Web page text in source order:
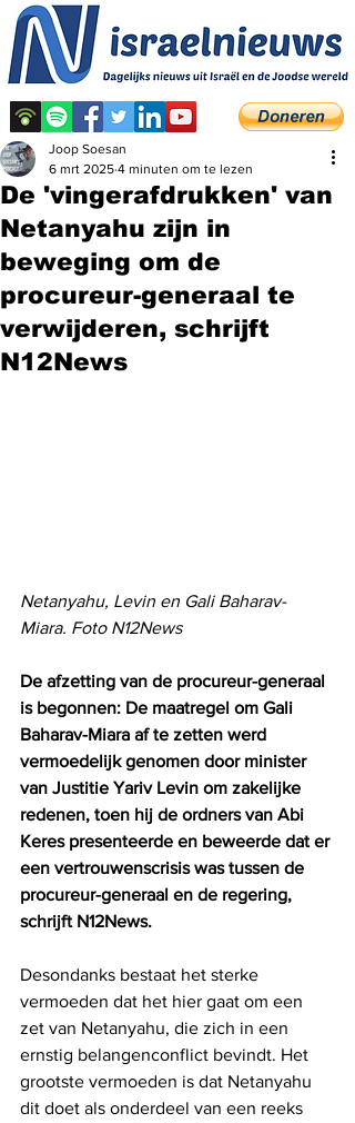
De 'vingerafdrukken' van
Netanyahu zijn in
beweging om de
procureur-generaal te
verwijderen, schrijft
N12News
Joop Soesan
6 mrt 2025 4 minuten om te lezen
Netanyahu, Levin en Gali Baharav-
Miara. Foto N12News
De afzetting van de procureur-generaal
is begonnen: De maatregel om Gali
Baharav-Miara af te zetten werd
vermoedelijk genomen door minister
van Justitie Yariv Levin om zakelijke
redenen, toen hij de ordners van Abi
Keres presenteerde en beweerde dat er
een vertrouwenscrisis was tussen de
procureur-generaal en de regering,
schrijft N12News.
Desondanks bestaat het sterke
vermoeden dat het hier gaat om een ​​
zet van Netanyahu, die zich in een
ernstig belangenconflict bevindt. Het
grootste vermoeden is dat Netanyahu
dit doet als onderdeel van een reeks